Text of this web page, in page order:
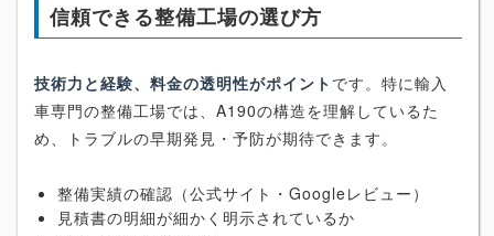
信頼できる整備工場の選び方
技術力と経験、料金の透明性がポイント です。特に輸入
車専門の整備工場では、A190の構造を理解しているた
め、トラブルの早期発見・予防が期待できます。
整備実績の確認（公式サイト・Googleレビュー）
見積書の明細が細かく明示されているか